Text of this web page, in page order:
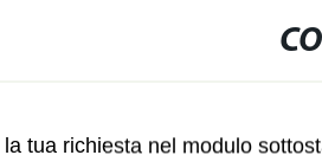
tua richiesta nel modulo